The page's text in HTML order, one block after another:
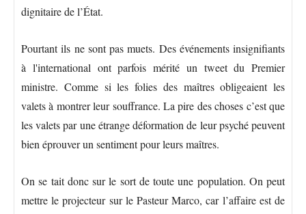
dignitaire de l’État.
Pourtant ils ne sont pas muets. Des événements insignifiants
à l'international ont parfois mérité un tweet du Premier
ministre. Comme si les folies des maîtres obligeaient les
valets à montrer leur souffrance. La pire des choses c’est que
les valets par une étrange déformation de leur psyché peuvent
bien éprouver un sentiment pour leurs maîtres.
On se tait donc sur le sort de toute une population. On peut
mettre le projecteur sur le Pasteur Marco, car l’affaire est de